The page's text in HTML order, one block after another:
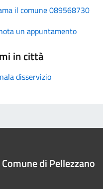
il comune 089568730
un appuntamento
in città
disservizio
Comune di Pellezzano